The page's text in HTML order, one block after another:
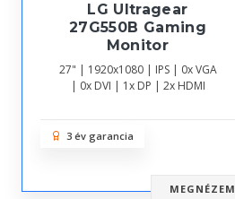
LG Ultragear
27G550B Gaming
Monitor
27" | 1920x1080 | IPS | 0x VGA
| 0x DVI | 1x DP | 2x HDMI
3 év garancia
MEGNÉZEM